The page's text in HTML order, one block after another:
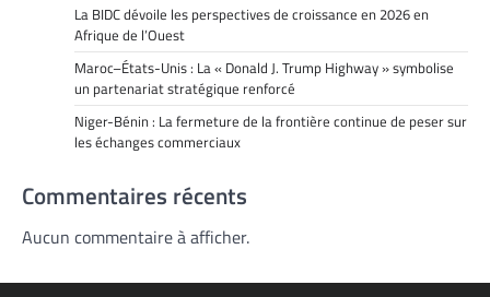
La BIDC dévoile les perspectives de croissance en 2026 en
Afrique de l’Ouest
Maroc–États-Unis : La « Donald J. Trump Highway » symbolise
un partenariat stratégique renforcé
Niger-Bénin : La fermeture de la frontière continue de peser sur
les échanges commerciaux
Commentaires récents
Aucun commentaire à afficher.